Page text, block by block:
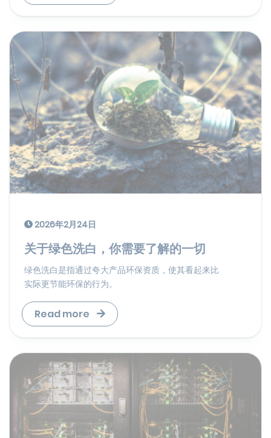
2026年2月24日
关于绿色洗白，你需要了解的一切
绿色洗白是指通过夸大产品环保资质，使其看起来比
实际更节能环保的行为。
Read more